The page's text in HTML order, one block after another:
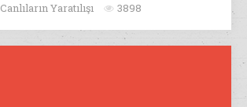
Canlıların Yaratılışı 3898